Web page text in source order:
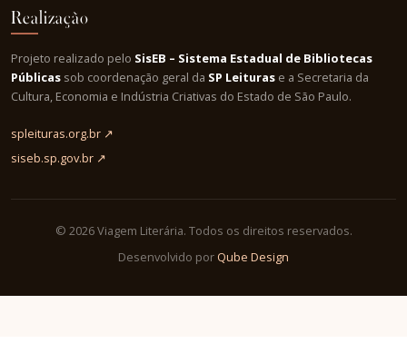
Realização
Projeto realizado pelo SisEB – Sistema Estadual de Bibliotecas
Públicas sob coordenação geral da SP Leituras e a Secretaria da
Cultura, Economia e Indústria Criativas do Estado de São Paulo.
spleituras.org.br ↗
siseb.sp.gov.br ↗
© 2026 Viagem Literária. Todos os direitos reservados.
Desenvolvido por Qube Design